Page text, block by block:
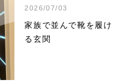
2026/07/03
家族で並んで靴を履け
る玄関